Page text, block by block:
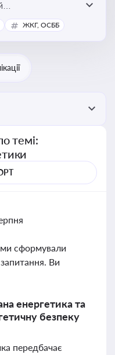
електроенергії
Це важливо для
та стимулювання
ЖКГ, ОСББ
темі:
ми сформували
запитання. Ви
енергетика та
безпеку
передбачає